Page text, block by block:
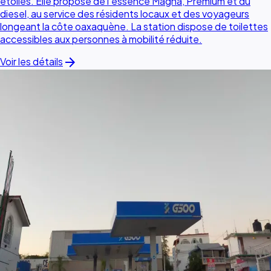
diesel, au service des résidents locaux et des voyageurs
longeant la côte oaxaquène. La station dispose de toilettes
accessibles aux personnes à mobilité réduite.
Voir les détails arrow_forward